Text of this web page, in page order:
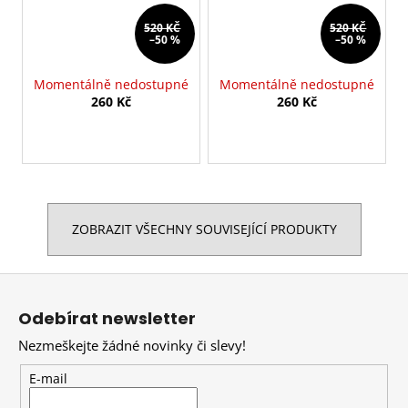
520 KČ
–50 %
Momentálně nedostupné
260 Kč
520 KČ
–50 %
Momentálně nedostupné
260 Kč
ZOBRAZIT VŠECHNY SOUVISEJÍCÍ PRODUKTY
Z
Odebírat newsletter
Nezmeškejte žádné novinky či slevy!
E-mail